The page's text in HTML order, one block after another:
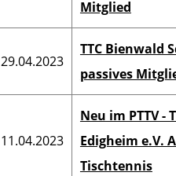
Mitglied
29.04.2023
TTC Bienwald
passives
11.04.2023
Neu im PTTV -
Edigheim e.V.
Tischtennis